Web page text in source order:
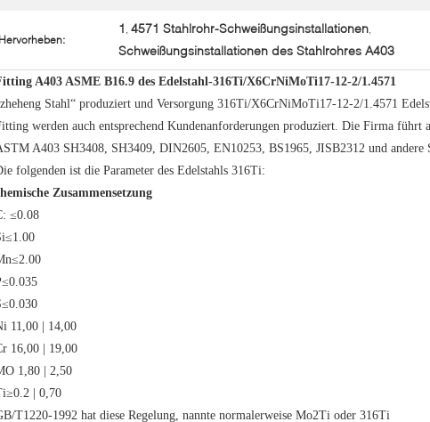
Hervorheben:
1 , 4571 Stahlrohr-Schweißungsinstallationen,
Schweißungsinstallationen des Stahlrohres A403
A403 ASME B16.9 des Edelstahl-316Ti/X6CrNiMoTi17-12-2/1.4571
Stahl“ produziert und Versorgung 316Ti/X6CrNiMoTi17-12-2/1.4571
werden auch entsprechend Kundenanforderungen produziert. Die Firma führt
A403 SH3408, SH3409, DIN2605, EN10253, BS1965, JISB2312 und andere
folgenden ist die Parameter des Edelstahls 316Ti:
Zusammensetzung
≤0.08
11,00 | 14,00
16,00 | 19,00
1,80 | 2,50
| 0,70
T1220-1992 hat diese Regelung, nannte normalerweise Mo2Ti oder 316Ti